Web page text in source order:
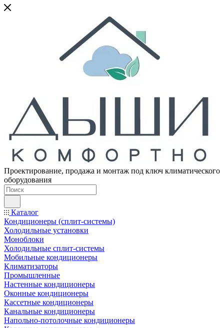
Проектирование, продажа и монтаж под ключ климатического
оборудования
Каталог
Кондиционеры (сплит-системы)
Холодильные установки
Моноблоки
Холодильные сплит-системы
Мобильные кондиционеры
Климатизаторы
Промышленные
Настенные кондиционеры
Оконные кондиционеры
Кассетные кондиционеры
Канальные кондиционеры
Напольно-потолочные кондиционеры